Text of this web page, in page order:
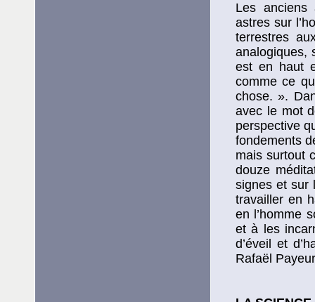
Les anciens
astres sur
terrestres
analogiques,
est en haut
comme ce
chose. ».
avec le mot
perspective
fondements
mais surtout
douze
signes et sur
travailler en
en l’homme
et à les
d’éveil et
Rafaël